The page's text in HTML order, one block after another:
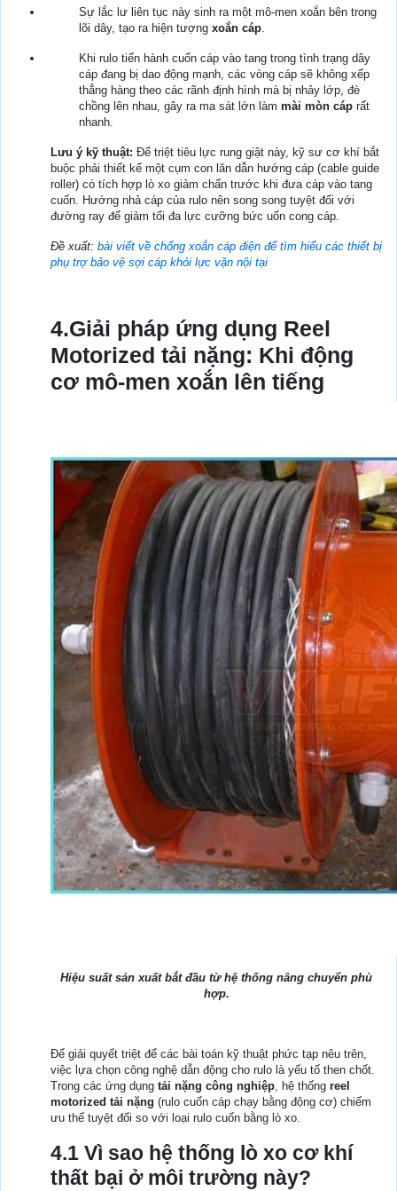
Sự lắc lư liên tục này sinh ra một mô-men xoắn bên trong
lõi dây, tạo ra hiện tượng xoắn cáp.
Khi rulo tiến hành cuốn cáp vào tang trong tình trạng dây
cáp đang bị dao động mạnh, các vòng cáp sẽ không xếp
thẳng hàng theo các rãnh định hình mà bị nhảy lớp, đè
chồng lên nhau, gây ra ma sát lớn làm mài mòn cáp rất
nhanh.
Lưu ý kỹ thuật: Để triệt tiêu lực rung giật này, kỹ sư cơ khí bắt
buộc phải thiết kế một cụm con lăn dẫn hướng cáp (cable guide
roller) có tích hợp lò xo giảm chấn trước khi đưa cáp vào tang
cuốn. Hướng nhả cáp của rulo nên song song tuyệt đối với
đường ray để giảm tối đa lực cưỡng bức uốn cong cáp.
Đề xuất: bài viết về chống xoắn cáp điện để tìm hiểu các thiết bị
phụ trợ bảo vệ sợi cáp khỏi lực vặn nội tại
4.Giải pháp ứng dụng Reel
Motorized tải nặng: Khi động
cơ mô-men xoắn lên tiếng
Hiệu suất sản xuất bắt đầu từ hệ thống nâng chuyển phù
hợp.
Để giải quyết triệt để các bài toán kỹ thuật phức tạp nêu trên,
việc lựa chọn công nghệ dẫn động cho rulo là yếu tố then chốt.
Trong các ứng dụng tải nặng công nghiệp, hệ thống reel
motorized tải nặng (rulo cuốn cáp chạy bằng động cơ) chiếm
ưu thế tuyệt đối so với loại rulo cuốn bằng lò xo.
4.1 Vì sao hệ thống lò xo cơ khí
thất bại ở môi trường này?